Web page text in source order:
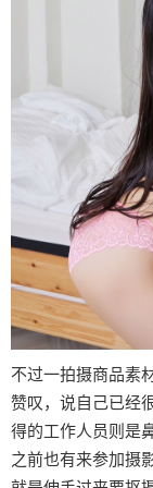
不过一拍摄商品素
赞叹，说自己已经
得的工作人员则是
之前也有来参加摄